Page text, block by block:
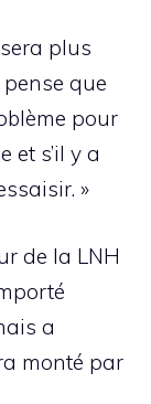
plus
pense que
pour
et s’il y a
»
de la LNH
a
monté par